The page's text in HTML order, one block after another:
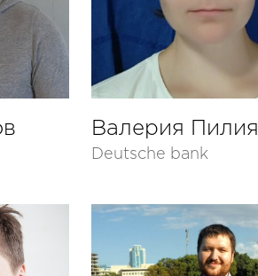
Валерия Пилия
Deutsche bank